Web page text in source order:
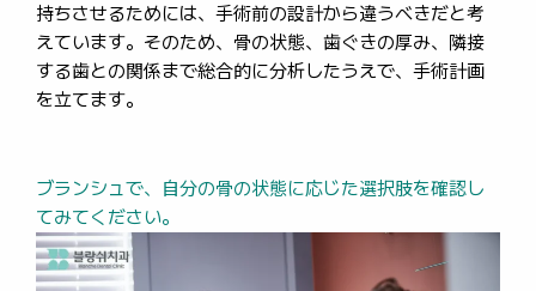
持ちさせるためには、手術前の設計から違うべきだと考
えています。そのため、骨の状態、歯ぐきの厚み、隣接
する歯との関係まで総合的に分析したうえで、手術計画
を立てます。
ブランシュで、自分の骨の状態に応じた選択肢を確認し
てみてください。